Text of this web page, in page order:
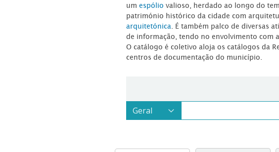
um espólio valioso, herdado ao longo do
património histórico da cidade com
arquitetónica . É também palco de diversas
de informação, tendo no envolvimento com
O catálogo é coletivo aloja os catálogos da
centros de documentação do município.